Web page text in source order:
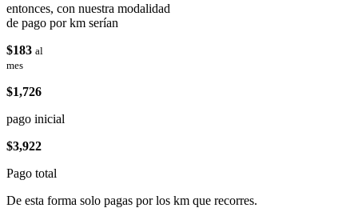
entonces, con nuestra modalidad
de pago por km serían
$183 al
mes
$1,726
pago inicial
$3,922
Pago total
De esta forma solo pagas por los km que recorres.